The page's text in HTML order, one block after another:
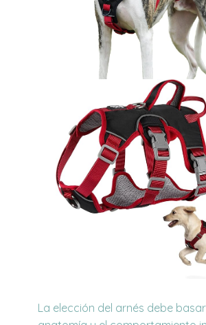
La elección del arnés debe